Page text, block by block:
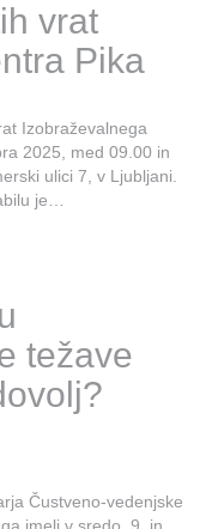
vrat
Pika
Izobraževalnega
2025, med 09.00 in
ulici 7, v Ljubljani.
je…
težave
Čustveno-vedenjske